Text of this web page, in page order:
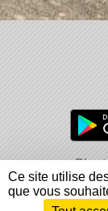
Informations
Ce site utilise
que vous